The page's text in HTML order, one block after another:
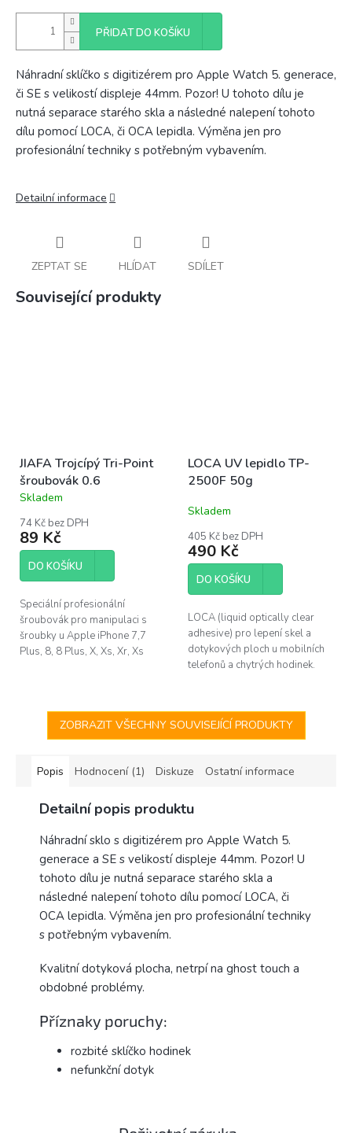
PŘIDAT DO KOŠÍKU
Náhradní sklíčko s digitizérem pro Apple Watch 5. generace,
či SE s velikostí displeje 44mm. Pozor! U tohoto dílu je
nutná separace starého skla a následné nalepení tohoto
dílu pomocí LOCA, či OCA lepidla. Výměna jen pro
profesionální techniky s potřebným vybavením.
Detailní informace
ZEPTAT SE HLÍDAT SDÍLET
Související produkty
JIAFA Trojcípý Tri-Point
šroubovák 0.6
Průměrné
produktu
je
4,1
hvězdiček.
Skladem
74 Kč bez DPH
89 Kč
DO KOŠÍKU
Speciální profesionální
šroubovák pro manipulaci s
šroubky u Apple iPhone 7,7
Plus, 8, 8 Plus, X, Xs, Xr, Xs
LOCA UV lepidlo TP-
2500F 50g
Skladem
405 Kč bez DPH
490 Kč
DO KOŠÍKU
LOCA (liquid optically clear
adhesive) pro lepení skel a
dotykových ploch u mobilních
telefonů a chytrých hodinek.
ZOBRAZIT VŠECHNY SOUVISEJÍCÍ PRODUKTY
Popis Hodnocení (1) Diskuze Ostatní informace
Detailní popis produktu
Náhradní sklo s digitizérem pro Apple Watch 5.
generace a SE s velikostí displeje 44mm. Pozor! U
tohoto dílu je nutná separace starého skla a
následné nalepení tohoto dílu pomocí LOCA, či
OCA lepidla. Výměna jen pro profesionální techniky
s potřebným vybavením.
Kvalitní dotyková plocha, netrpí na ghost touch a
obdobné problémy.
Příznaky poruchy:
rozbité sklíčko hodinek
nefunkční dotyk